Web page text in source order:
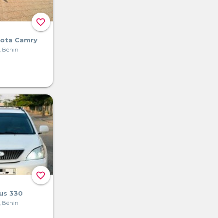
favorite_border
Camry
Bénin
favorite_border
330
Bénin